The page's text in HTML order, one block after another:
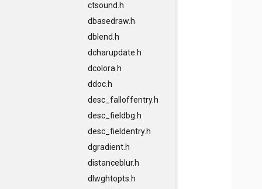
ctsound.h
dbasedraw.h
dblend.h
dcharupdate.h
dcolora.h
ddoc.h
desc_falloffentry.h
desc_fieldbg.h
desc_fieldentry.h
dgradient.h
distanceblur.h
dlwghtopts.h